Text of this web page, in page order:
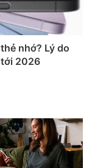
nhớ? Lý do
2026